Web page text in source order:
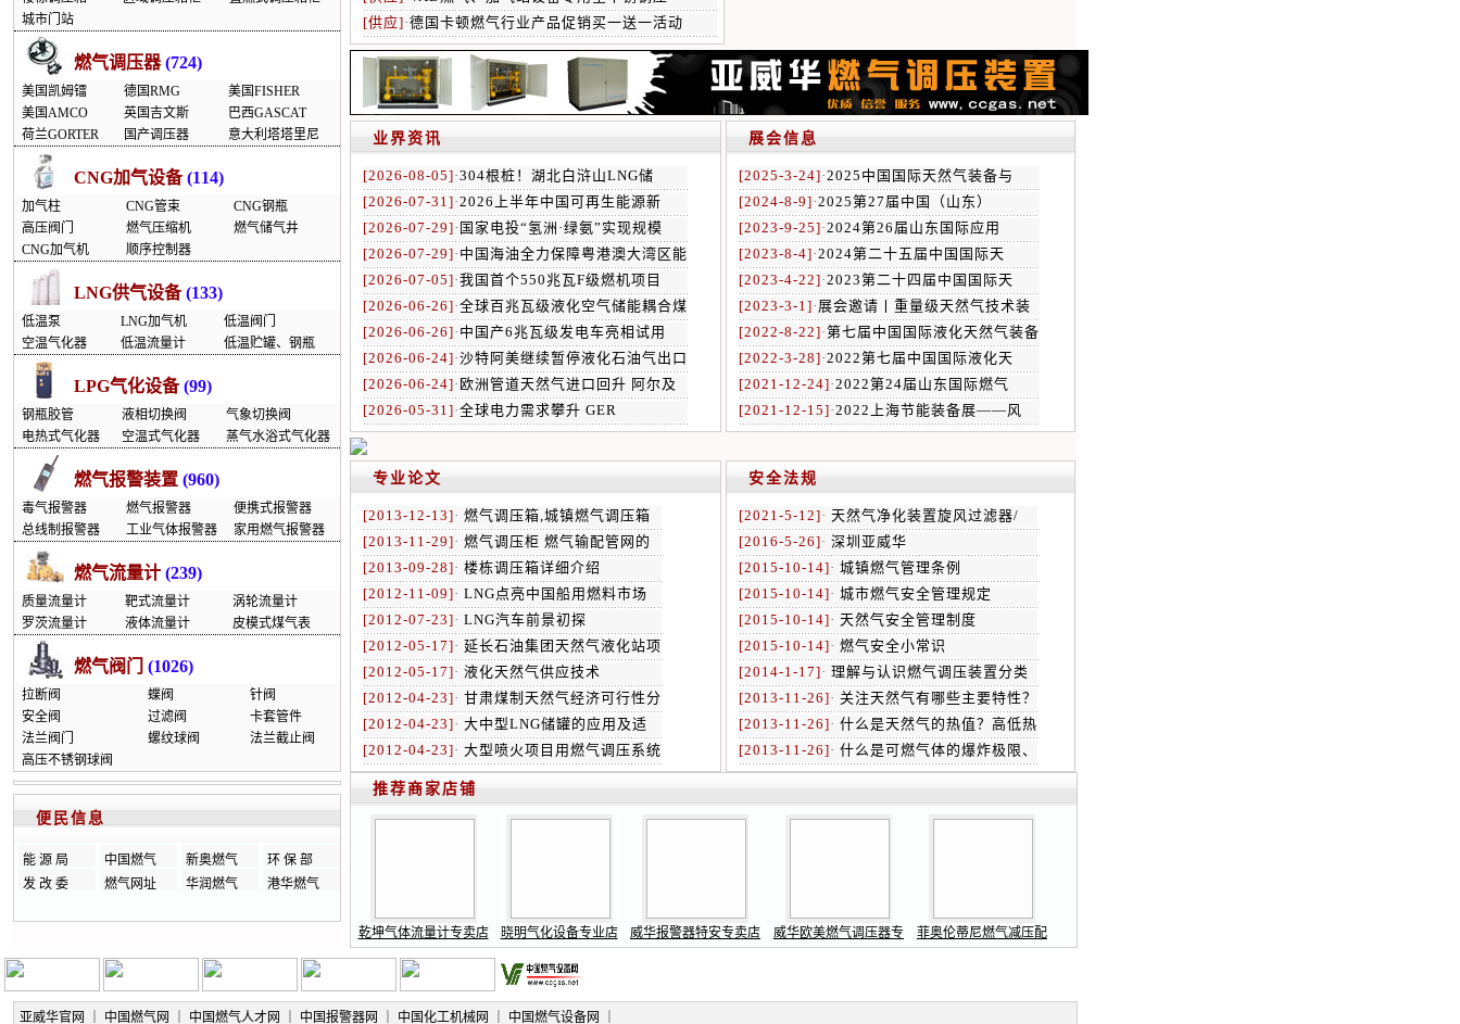
城市门站
燃气调压器(724)
美国凯姆镭 德国RMG
美国FISHER
美国AMCO
英国吉文斯
巴西GASCAT
荷兰GORTER
国产调压器 意大利塔塔里尼
CNG加气设备(114)
加气柱 CNG管束
CNG钢瓶
高压阀门
燃气压缩机
燃气储气井
CNG加气机
顺序控制器
LNG供气设备(133)
低温泵 LNG加气机
低温阀门
空温气化器
低温流量计 低温贮罐、钢瓶
LPG气化设备(99)
钢瓶胶管 液相切换阀
气象切换阀
电热式气化器
空温式气化器 蒸气水浴式气化器
燃气报警装置 (960)
毒气报警器 燃气报警器
便携式报警器
总线制报警器
工业气体报警器 家用燃气报警器
燃气流量计 (239)
质量流量计 靶式流量计
涡轮流量计
罗茨流量计
液体流量计 皮模式煤气表
燃气阀门 (1026)
拉断阀 蝶阀
针阀
安全阀
过滤阀
卡套管件
法兰阀门
螺纹球阀
法兰截止阀
高压不锈钢球阀
便民信息
能 源 局 中国燃气 新奥燃气
环 保 部
发 改 委
燃气网址 华润燃气 港华燃气
[供应]·德国卡顿燃气行业产品促销买一送一活动
业界资讯
[2026-08-05]·304根桩！湖北白浒山LNG储
[2026-07-31]·2026上半年中国可再生能源新
[2026-07-29]· 国家电投“氢洲·绿氨”实现规模
[2026-07-29]· 中国海油全力保障粤港澳大湾区能
[2026-07-05]·我国首个550兆瓦F级燃机项目
[2026-06-26]·全球百兆瓦级液化空气储能耦合煤
[2026-06-26]· 中国产6兆瓦级发电车亮相试用
[2026-06-24]·沙特阿美继续暂停液化石油气出口
[2026-06-24]· 欧洲管道天然气进口回升 阿尔及
[2026-05-31]·全球电力需求攀升 GER
展会信息
[2025-3-24]·2025中国国际天然气装备与
[2024-8-9]·2025第27届中国（山东）
[2023-9-25]·2024第26届山东国际应用
[2023-8-4]·2024第二十五届中国国际天
[2023-4-22]·2023第二十四届中国国际天
[2023-3-1]· 展会邀请丨重量级天然气技术装
[2022-8-22]·第七届中国国际液化天然气装备
[2022-3-28]·2022第七届中国国际液化天
[2021-12-24]·2022第24届山东国际燃气
[2021-12-15]·2022上海节能装备展——风
专业论文
[2013-12-13]· 燃气调压箱,城镇燃气调压箱
[2013-11-29]· 燃气调压柜 燃气输配管网的
[2013-09-28]· 楼栋调压箱详细介绍
[2012-11-09]· LNG点亮中国船用燃料市场
[2012-07-23]· LNG汽车前景初探
[2012-05-17]· 延长石油集团天然气液化站项
[2012-05-17]· 液化天然气供应技术
[2012-04-23]· 甘肃煤制天然气经济可行性分
[2012-04-23]· 大中型LNG储罐的应用及适
[2012-04-23]· 大型喷火项目用燃气调压系统
安全法规
[2021-5-12]· 天然气净化装置旋风过滤器/
[2016-5-26]· 深圳亚威华
[2015-10-14]· 城镇燃气管理条例
[2015-10-14]· 城市燃气安全管理规定
[2015-10-14]· 天然气安全管理制度
[2015-10-14]· 燃气安全小常识
[2014-1-17]· 理解与认识燃气调压装置分类
[2013-11-26]· 关注天然气有哪些主要特性？
[2013-11-26]· 什么是天然气的热值？高低热
[2013-11-26]· 什么是可燃气体的爆炸极限、
推荐商家店铺
乾坤气体流量计专卖店 晓明气化设备专业店 威华报警器特安专卖店 威华欧美燃气调压器专 菲奥伦蒂尼燃气减压配
亚威华官网 中国燃气网 中国燃气人才网 中国报警器网 中国化工机械网 中国燃气设备网